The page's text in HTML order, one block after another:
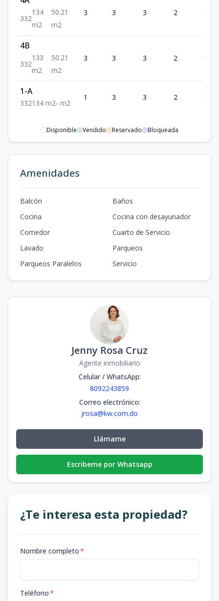
332
134
m2
50.21
m2
3 3 3 2 134
4B
332
133
m2
50.21
m2
3 3 3 2 133
1-A
332134 m2- m2
1 3 3 2 134
Disponible Vendido Reservado Bloqueada
Amenidades
Balcón
Baños
Cocina
Cocina con desayunador
Comedor
Cuarto de Servicio
Lavado
Parqueos
Parqueos Paralelos
Servicio
Jenny Rosa Cruz
Agente inmobiliario
Celular / WhatsApp:
8092243859
Correo electrónico:
jrosa@kw.com.do
Llámame
Escribeme por Whatsapp
¿Te interesa esta propiedad?
Nombre completo*
Teléfono*